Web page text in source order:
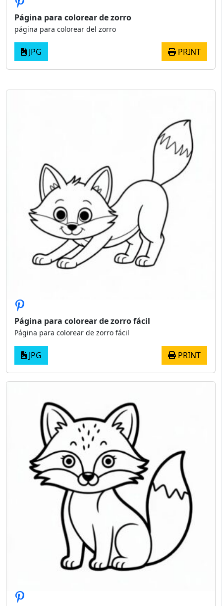
Página para colorear de zorro
página para colorear del zorro
JPG PRINT
Página para colorear de zorro fácil
Página para colorear de zorro fácil
JPG PRINT